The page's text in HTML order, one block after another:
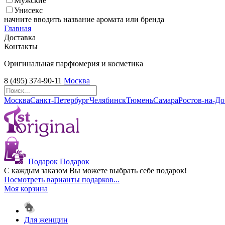
Унисекс
начните вводить название аромата или бренда
Главная
Доставка
Контакты
Оригинальная парфюмерия и косметика
8 (495) 374-90-11 Москва
МоскваСанкт-ПетербургЧелябинскТюменьСамараРостов-на-
Подарок Подарок
С каждым заказом Вы можете выбрать себе подарок!
Посмотреть варианты подарков...
Моя корзина
Для женщин